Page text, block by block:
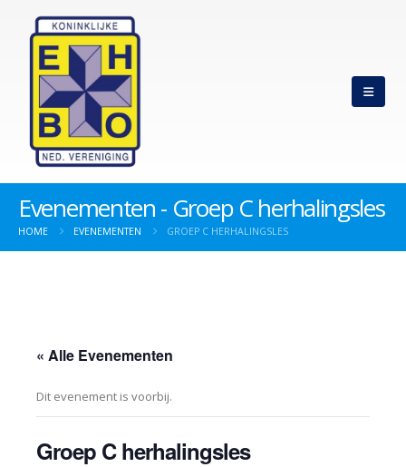
Evenementen - Groep C herhalingsles
HOME EVENEMENTEN GROEP C HERHALINGSLES
« Alle Evenementen
Dit evenement is voorbij.
Groep C herhalingsles